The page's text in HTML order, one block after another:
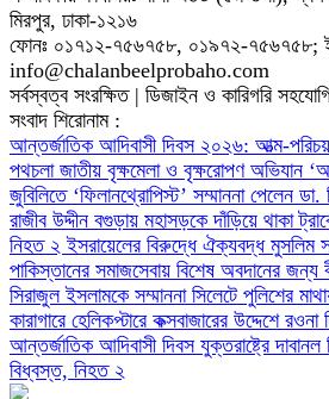
মিরপুর, ঢাকা-১২১৬
ফোনঃ ০১৭১২-৭৫৬৭৫৮, ০১৯৭২-৭৫৬৭৫৮;
info@chalanbeelprobaho.com
সর্বস্বত্ব সংরক্ষিত | ডিজাইন ও কারিগরি
সংবাদ শিরোনাম :
আন্তর্জাতিক আদিবাসী দিবস ২০২৬: আত্ম-পরিচয়
পথচলা জাতীয় বৃক্ষমেলা ও বৃক্ষরোপণ অভিযান
জুবিলিতে ‘ফিলানথ্রোপিস্ট’ সম্মাননা পেলেন
রাজীব উদ্দীন বগুড়ায় মহাসড়কে দাঁড়িয়ে থাকা
নিহত ২ইসরায়েলের বিরুদ্ধে ঐক্যবদ্ধ মুসলিম
পাকিস্তানের সমাজসেবায় বিশেষ অবদানের জন্য
সিরাজুল ইসলামকে সম্মাননা সিলেটে পুলিশের
কারাগারে হেলিকপ্টারে কক্সবাজারের উদ্দেশে রওনা
আন্তর্জাতিক আদিবাসী দিবস যুক্তরাষ্ট্রে
বিধ্বস্ত, নিহত ২